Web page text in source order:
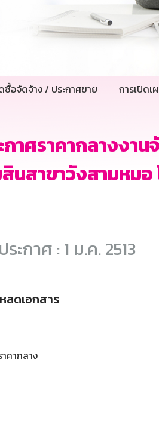
ซื้อจัดจ้าง / ประกาศขาย การเปิดเ
กาศราคากลางงา
นสาขาวังสามหมอ
ะกาศ : 1 ม.ค. 2513
ลดเอกสาร
าคากลาง